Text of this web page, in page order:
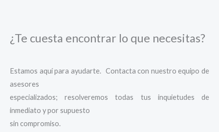
¿Te cuesta encontrar lo que necesitas?
Estamos aquí para ayudarte. Contacta con nuestro equipo de
asesores
especializados; resolveremos todas tus inquietudes de
inmediato y por supuesto
sin compromiso.